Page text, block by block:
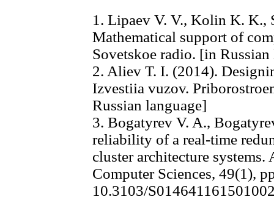
1. Lipaev V. V., Kolin K. K.,
Mathematical support of
Sovetskoe radio. [in Russian
2. Aliev T. I. (2014).
Izvestiia vuzov.
Russian language]
3. Bogatyrev V. A.,
reliability of a real-time
cluster architecture
Computer Sciences, 49(1),
10.3103/